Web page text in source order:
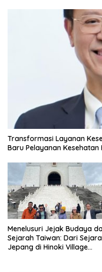
Transformasi Layanan
Baru Pelayanan Kesehatan
Menelusuri Jejak Budaya
Sejarah Taiwan: Dari
Jepang di Hinoki Village